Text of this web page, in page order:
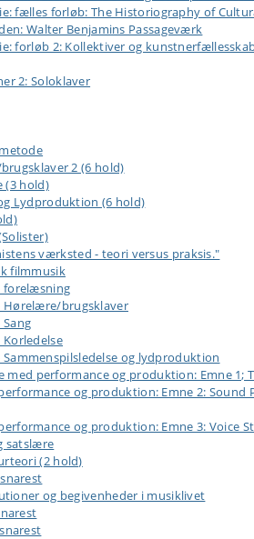
fælles forløb: The Historiography of
Walter Benjamins Passageværk
forløb 2: Kollektiver og
2: Soloklaver
2 (6 hold)
(3 hold)
Lydproduktion (6 hold)
værksted - teori versus praksis."
filmmusik
forelæsning
Hørelære/brugsklaver
og lydproduktion
med performance og produktion: Emne
og produktion: Emne 2: Sound
og produktion: Emne 3: Voice
satslære
(2 hold)
og begivenheder i musiklivet